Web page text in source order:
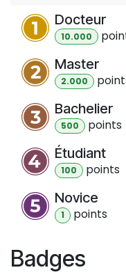
Docteur
10.000
Master
2.000 point
Bachelier
500 points
Étudiant
100 points
Novice
1 points
Badges